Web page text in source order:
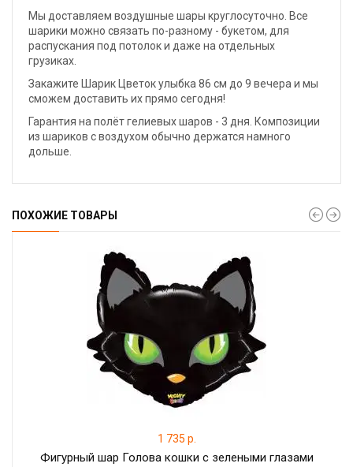
Мы доставляем воздушные шары круглосуточно. Все
шарики можно связать по-разному - букетом, для
распускания под потолок и даже на отдельных
грузиках.
Закажите Шарик Цветок улыбка 86 см до 9 вечера и мы
сможем доставить их прямо сегодня!
Гарантия на полёт гелиевых шаров - 3 дня. Композиции
из шариков с воздухом обычно держатся намного
дольше.
ПОХОЖИЕ ТОВАРЫ
1 735 р.
Фигурный шар Голова кошки с зелеными глазами